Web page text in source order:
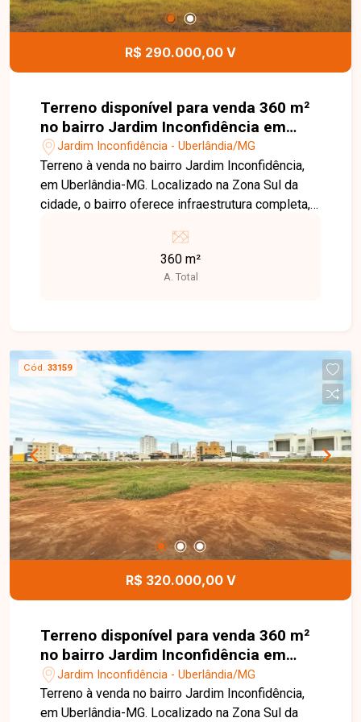
R$ 290.000,00 V
Terreno disponível para venda 360 m²
no bairro Jardim Inconfidência em
Uberlândia-MG
Jardim Inconfidência - Uberlândia/MG
Terreno à venda no bairro Jardim Inconfidência,
em Uberlândia-MG. Localizado na Zona Sul da
cidade, o bairro oferece infraestrutura completa,
eficiente e coleta de lixo regular. Além disso,
conta com escolas, unidades de saúde, comércio
variado e áreas verdes, proporcionando
a mobilidade para outras regiões. Ideal para
investidores e construtores que buscam um local
estratégico para desenvolvimento de projetos
residenciais ou comerciais. Disponibilidade e
valores sujeitos a alteração. Imagem ilustrativa.
360 m²
A. Total
Cód. 33159
R$ 320.000,00 V
Terreno disponível para venda 360 m²
no bairro Jardim Inconfidência em
Uberlândia-MG
Jardim Inconfidência - Uberlândia/MG
Terreno à venda no bairro Jardim Inconfidência,
em Uberlândia-MG. Localizado na Zona Sul da